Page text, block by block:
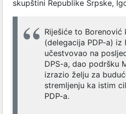
skupštini Republike Srpske,
Riješiće to Borenović
(delegacija PDP-a) iz
učestvovao na
DPS-a, dao podršku
izrazio želju za
stremljenju ka istim
PDP-a.